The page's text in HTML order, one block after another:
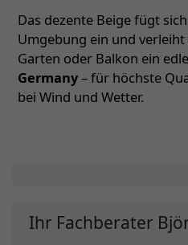
Das dezente Beige fügt
Umgebung ein und
Garten oder Balkon ein
Germany– für höchste
bei Wind und Wetter.
Ihr Fachberater